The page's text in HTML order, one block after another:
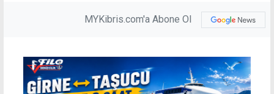
MYKibris.com'a Abone Ol